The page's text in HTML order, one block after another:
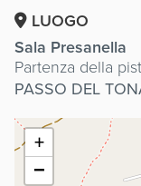
LUOGO
Sala Presanella
Partenza della
PASSO DEL
+
−